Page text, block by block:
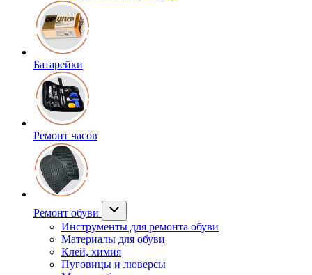
Батарейки
Ремонт часов
Ремонт обуви
Инструменты для ремонта обуви
Материалы для обуви
Клей, химия
Пуговицы и люверсы